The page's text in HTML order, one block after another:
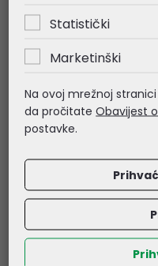
LAN
- Realtek 8111H
Utori
- Intel procesori 11. i 10.
* 1 x PCIe 4.0 x16 utor
- Intel procesori 11.
- Intel procesori 10.
- Intel H470 čipset:
* 1 x PCIe 3.0 x1 utor
* Podržava NVMe
Statistički
Marketinški
Na ovoj mrežnoj
da pročitateObavijest
postavke.